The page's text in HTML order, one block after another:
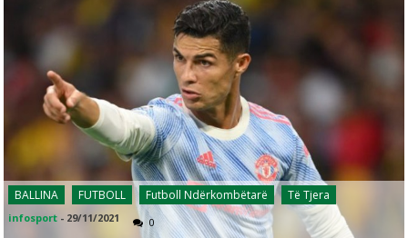
BALLINA FUTBOLL Futboll Ndërkombëtarë Të Tjera
infosport - 29/11/2021 0